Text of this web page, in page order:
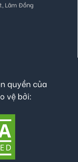
Lâm Đồng
quyền của
vệ bởi: